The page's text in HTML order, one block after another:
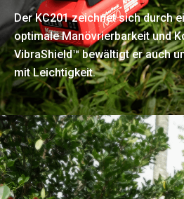
Der KC201 zeichnet sich durch
optimale Manövrierbarkeit und
VibraShield™ bewältigt er auch
mit Leichtigkeit.